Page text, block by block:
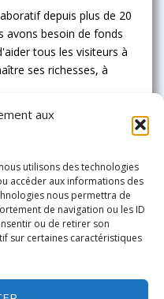
aux
utilisons des technologies
accéder aux informations des
nous permettra de
de navigation ou les ID
ou de retirer son
sur certaines caractéristiques
depuis plus de 20
avons besoin de fonds
tous les visiteurs à
ses richesses, à